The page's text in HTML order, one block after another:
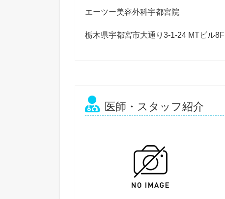
エーツー美容外科宇都宮院
栃木県宇都宮市大通り3-1-24 MTビル8F
医師・スタッフ紹介